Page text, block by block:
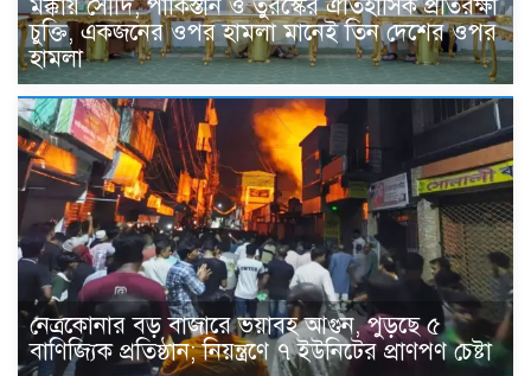
মক্কায় সৌদি, পাকিস্তান ও তুরস্কের ঐতিহাসিক প্রতিরক্ষা
চুক্তি, একজনের ওপর হামলা মানেই তিন দেশের ওপর
হামলা
নেত্রকোনার বড় বাজারে ভয়াবহ আগুন, পুড়ছে ৫
বাণিজ্যিক প্রতিষ্ঠান; নিয়ন্ত্রণে ৭ ইউনিটের প্রাণপণ চেষ্টা